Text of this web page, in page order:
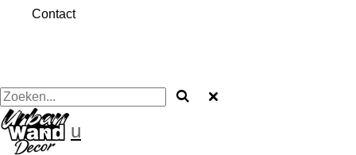
Contact
u